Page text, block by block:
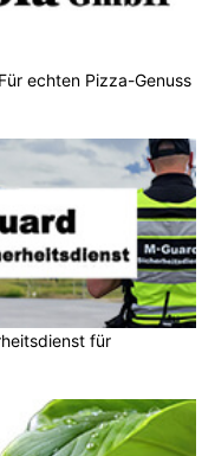
echten Pizza-Genuss
für